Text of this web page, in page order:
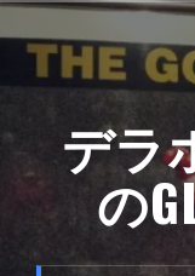
ン
デラ
の